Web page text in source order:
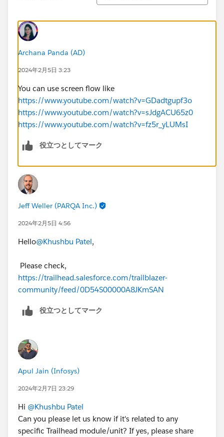
Archana Panda (AD)
2024年2月5日 3:23
You can use screen flow like
https://www.youtube.com/watch?v=GDadtgupf3o
https://www.youtube.com/watch?v=sJdgACU65z0
https://www.youtube.com/watch?v=fz5r_yLUMsI
役立つとしてマーク
Jeff Weller (PARQA Inc.)
2024年2月5日 4:56
Hello@Khushbu Patel,
Please check,
https://trailhead.salesforce.com/trailblazer-
community/feed/0D54S00000A8JKmSAN
役立つとしてマーク
Apul Jain (Infosys)
2024年2月7日 23:29
Hi @Khushbu Patel
Can you please let us know if it's related to any
specific Trailhead module/unit? If yes, please share